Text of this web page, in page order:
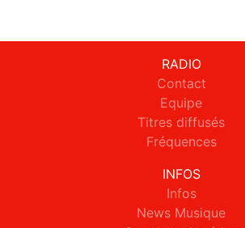
RADIO
Contact
Equipe
Titres diffusés
Fréquences
INFOS
Infos
News Musique